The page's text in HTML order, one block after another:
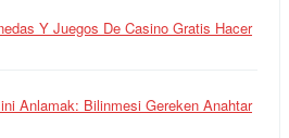
Y Juegos De Casino Gratis Hacer
Anlamak: Bilinmesi Gereken Anahtar